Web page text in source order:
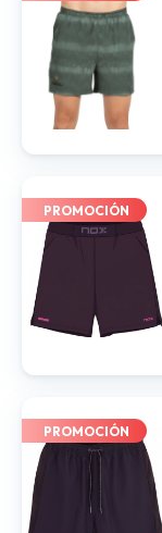
PROMOCIÓN
PROMOCIÓN